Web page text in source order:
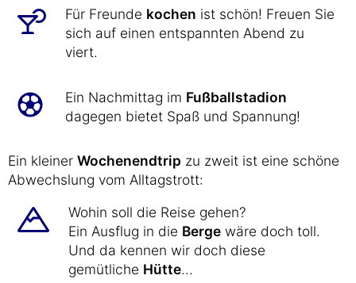
Für Freunde kochen ist schön! Freuen Sie
sich auf einen entspannten Abend zu
viert.
Ein Nachmittag im Fußballstadion
dagegen bietet Spaß und Spannung!
Ein kleiner Wochenendtrip zu zweit ist eine schöne
Abwechslung vom Alltagstrott:
Wohin soll die Reise gehen?
Ein Ausflug in die Berge wäre doch toll.
Und da kennen wir doch diese
gemütliche Hütte...